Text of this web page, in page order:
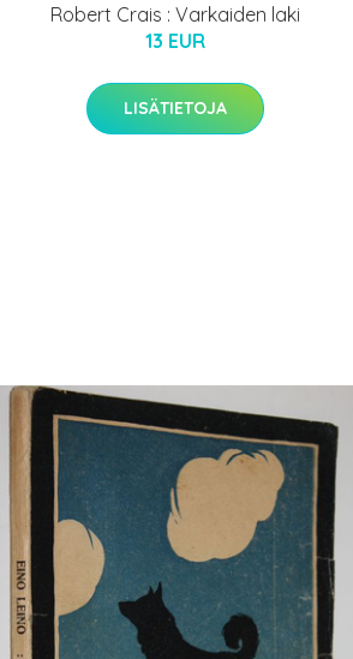
Robert Crais : Varkaiden laki
13 EUR
LISÄTIETOJA